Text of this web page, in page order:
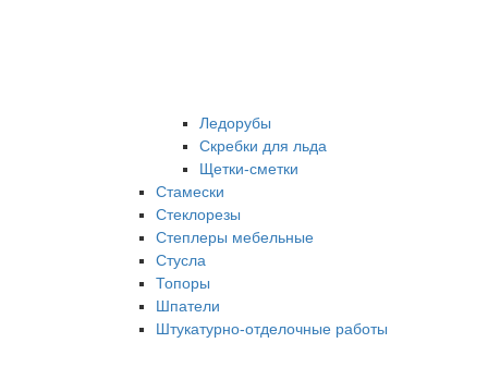
Ледорубы
Скребки для льда
Щетки-сметки
Стамески
Стеклорезы
Степлеры мебельные
Стусла
Топоры
Шпатели
Штукатурно-отделочные работы